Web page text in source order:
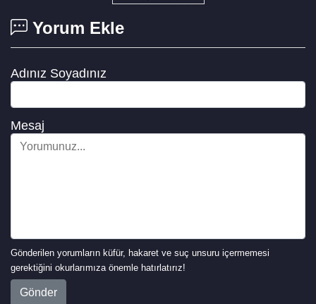
Yorum Ekle
Adınız Soyadınız
Mesaj
Gönderilen yorumların küfür, hakaret ve suç unsuru içermemesi
gerektiğini okurlarımıza önemle hatırlatırız!
Gönder